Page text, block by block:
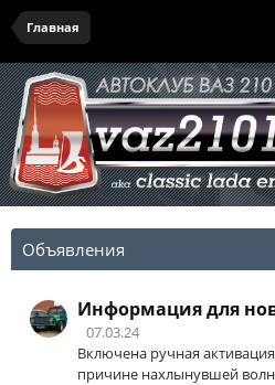
Главная
Объявления
Информация для
07.03.24
Включена ручная
причине нахлынувшей